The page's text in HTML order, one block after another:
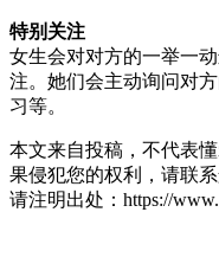
特别关注
女生会对对方的一举一
注。她们会主动询问对
习等。
本文来自投稿，不代表
果侵犯您的权利，请联
请注明出处：https://